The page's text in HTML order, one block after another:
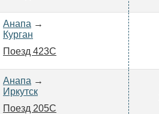
Анапа →
Курган
Поезд 423С
Анапа →
Иркутск
Поезд 205С